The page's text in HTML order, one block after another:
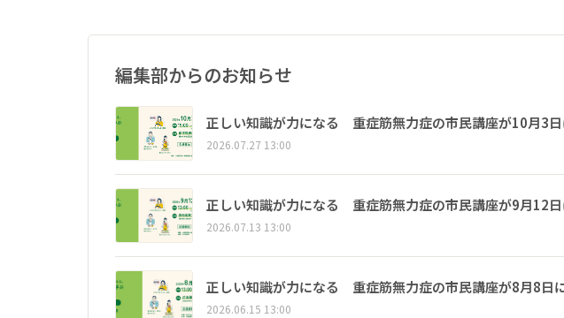
編集部からのお知らせ
正しい知識が力になる 重症筋無力症の市民講座が10月3
2026.07.27 13:00
正しい知識が力になる 重症筋無力症の市民講座が9月12
2026.07.13 13:00
正しい知識が力になる 重症筋無力症の市民講座が8月8日
2026.06.15 13:00